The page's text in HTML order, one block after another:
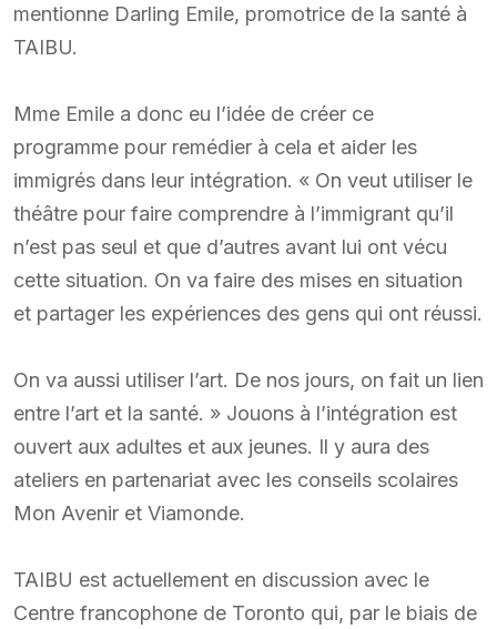
mentionne Darling Emile, promotrice de la santé à
TAIBU.
Mme Emile a donc eu l’idée de créer ce
programme pour remédier à cela et aider les
immigrés dans leur intégration. « On veut utiliser le
théâtre pour faire comprendre à l’immigrant qu’il
n’est pas seul et que d’autres avant lui ont vécu
cette situation. On va faire des mises en situation
et partager les expériences des gens qui ont réussi.
On va aussi utiliser l’art. De nos jours, on fait un lien
entre l’art et la santé. » Jouons à l’intégration est
ouvert aux adultes et aux jeunes. Il y aura des
ateliers en partenariat avec les conseils scolaires
Mon Avenir et Viamonde.
TAIBU est actuellement en discussion avec le
Centre francophone de Toronto qui, par le biais de